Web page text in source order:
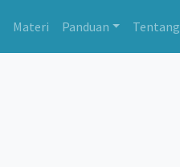
Materi Panduan Tentang